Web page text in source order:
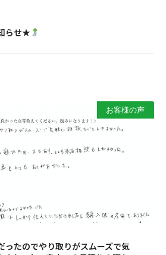
らせ★
お客様の声
ったのでやり取りがスムーズで気